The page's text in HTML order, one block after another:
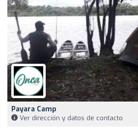
Payara Camp
Ver dirección y datos de contacto